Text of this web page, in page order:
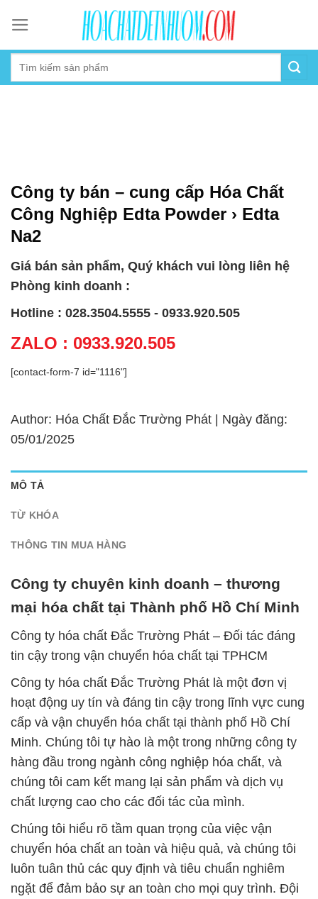
content
Công ty bán – cung cấp Hóa Chất
Công Nghiệp Edta Powder › Edta
Na2
Giá bán sản phẩm, Quý khách vui lòng liên hệ
Phòng kinh doanh :
Hotline : 028.3504.5555 - 0933.920.505
ZALO : 0933.920.505
[contact-form-7 id="1116"]
Author: Hóa Chất Đắc Trường Phát | Ngày đăng:
05/01/2025
MÔ TẢ
TỪ KHÓA
THÔNG TIN MUA HÀNG
Công ty chuyên kinh doanh – thương
mại hóa chất tại Thành phố Hồ Chí Minh
Công ty hóa chất Đắc Trường Phát – Đối tác đáng
tin cậy trong vận chuyển hóa chất tại TPHCM
Công ty hóa chất Đắc Trường Phát là một đơn vị
hoạt động uy tín và đáng tin cậy trong lĩnh vực cung
cấp và vận chuyển hóa chất tại thành phố Hồ Chí
Minh. Chúng tôi tự hào là một trong những công ty
hàng đầu trong ngành công nghiệp hóa chất, và
chúng tôi cam kết mang lại sản phẩm và dịch vụ
chất lượng cao cho các đối tác của mình.
Chúng tôi hiểu rõ tầm quan trọng của việc vận
chuyển hóa chất an toàn và hiệu quả, và chúng tôi
luôn tuân thủ các quy định và tiêu chuẩn nghiêm
ngặt để đảm bảo sự an toàn cho mọi quy trình. Đội